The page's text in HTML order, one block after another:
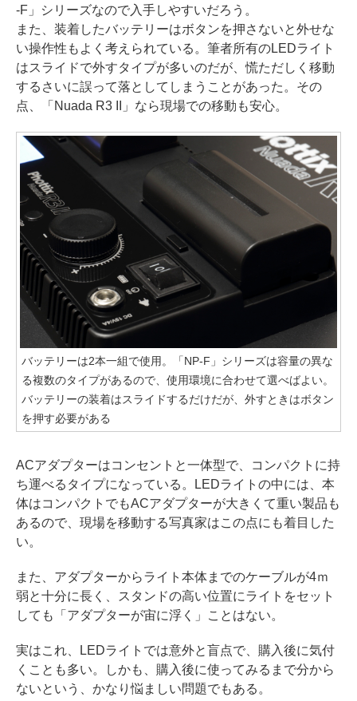
-F」シリーズなので入手しやすいだろう。
また、装着したバッテリーはボタンを押さないと外せな
い操作性もよく考えられている。筆者所有のLEDライト
はスライドで外すタイプが多いのだが、慌ただしく移動
するさいに誤って落としてしまうことがあった。その
点、「Nuada R3 II」なら現場での移動も安心。
バッテリーは2本一組で使用。「NP-F」シリーズは容量の異な
る複数のタイプがあるので、使用環境に合わせて選べばよい。
バッテリーの装着はスライドするだけだが、外すときはボタン
を押す必要がある
ACアダプターはコンセントと一体型で、コンパクトに持
ち運べるタイプになっている。LEDライトの中には、本
体はコンパクトでもACアダプターが大きくて重い製品も
あるので、現場を移動する写真家はこの点にも着目した
い。
また、アダプターからライト本体までのケーブルが4ｍ
弱と十分に長く、スタンドの高い位置にライトをセット
しても「アダプターが宙に浮く」ことはない。
実はこれ、LEDライトでは意外と盲点で、購入後に気付
くことも多い。しかも、購入後に使ってみるまで分から
ないという、かなり悩ましい問題でもある。